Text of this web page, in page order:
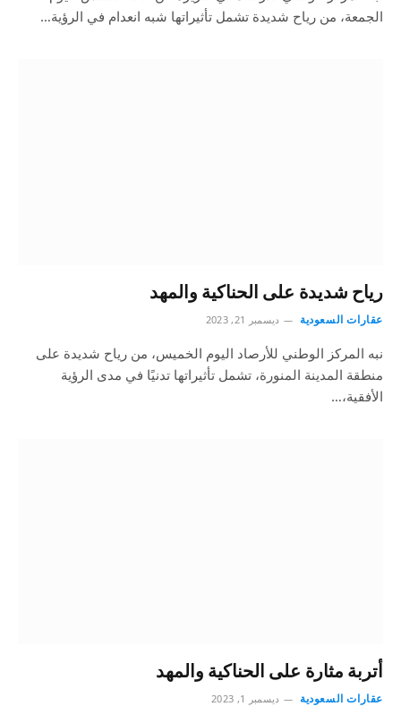
الجمعة، من رياح شديدة تشمل تأثيراتها شبه انعدام في الرؤية…
رياح شديدة على الحناكية والمهد
عقارات السعودية ديسمبر 21, 2023
نبه المركز الوطني للأرصاد اليوم الخميس، من رياح شديدة على
منطقة المدينة المنورة، تشمل تأثيراتها تدنيًا في مدى الرؤية
الأفقية،…
أتربة مثارة على الحناكية والمهد
عقارات السعودية ديسمبر 1, 2023